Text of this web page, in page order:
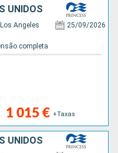
UNIDOS
Los Angeles 25/09/2026
1 015 € +Taxas
completa
UNIDOS